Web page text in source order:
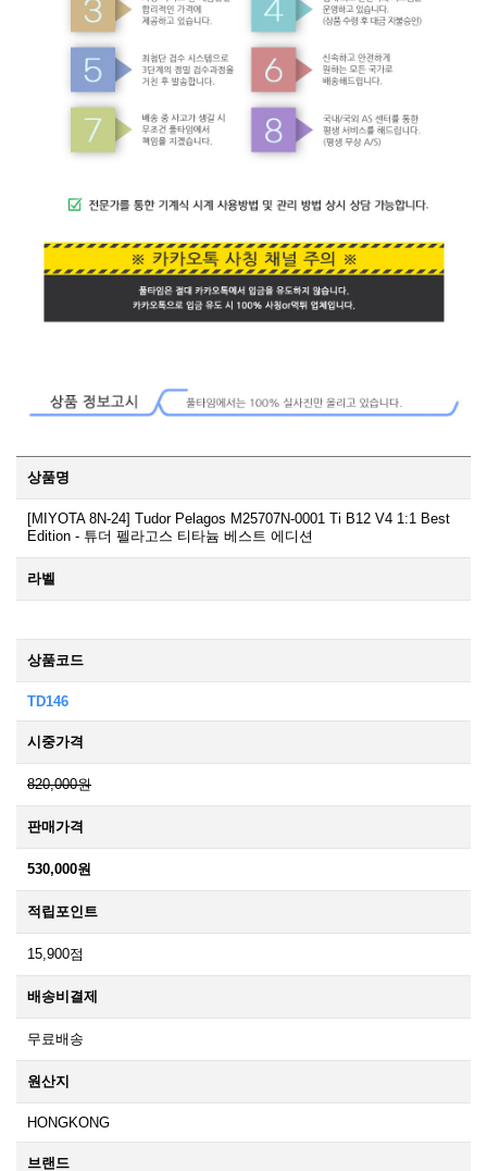
상품명
[MIYOTA 8N-24] Tudor Pelagos M25707N-0001 Ti B12 V4 1:1 Best
Edition - 튜더 펠라고스 티타늄 베스트 에디션
라벨
상품코드
TD146
시중가격
820,000원
판매가격
530,000원
적립포인트
15,900점
배송비결제
무료배송
원산지
HONGKONG
브랜드